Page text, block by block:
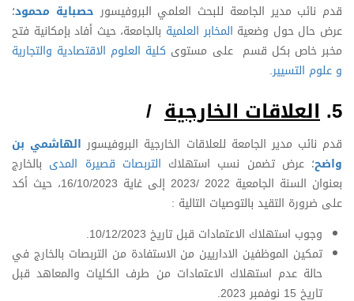
قدم نائب مدير الجامعة للبحث العلمي البروفيسور حصباية محمود؛
عرض حال حول وضعية المخابر العلمية بالجامعة، حيث أفاد بإمكانية فتح
مخبر خاص بكل قسم على مستوى كلية العلوم الاقتصادية والتجارية
و علوم التسيير.
5. العلاقات الخارجية /
قدم نائب مدير الجامعة للعلاقات الخارجية البروفيسور الهاشمي بن
واضح؛ عرض تضمن نسب استهلاك التربصات قصيرة المدى بالخارج
بعنوان السنة الجامعية 2022 /2023 إلى غاية 16/10/2023، حيث أكد
على ضرورة التقيد بالتوصيات التالية :
وجوب استهلاك الاعتمادات قبل تاريخ 10/12/2023.
تمكين الموظفين الاداريين من الاستفادة من التربصات بالخارج في
حالة عدم استهلاك الاعتمادات من طرف الكليات والمعاهد قبل
تاريخ 15 نوفمبر 2023.